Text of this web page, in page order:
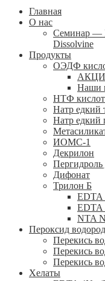
Главная
О нас
Семинар —
Dissolvine
Продукты
ОЭДФ
Наши
НТФ
Натр едкий
Натр едкий
ИОМС-1
Декрилон
Пергидроль
Дифонат
Трилон Б
EDTA
EDTA
NTA
Пероксид
Перекись
Перекись
Перекись
Хелаты